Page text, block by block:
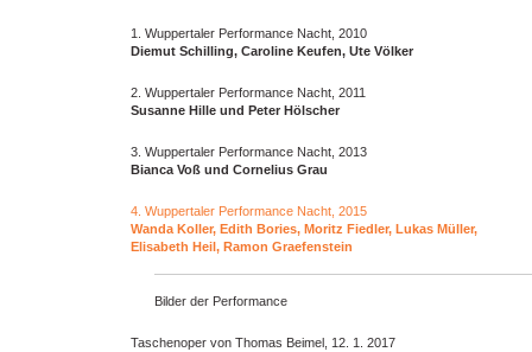
1. Wuppertaler Performance Nacht, 2010
Diemut Schilling, Caroline Keufen, Ute Völker
2. Wuppertaler Performance Nacht, 2011
Susanne Hille und Peter Hölscher
3. Wuppertaler Performance Nacht, 2013
Bianca Voß und Cornelius Grau
4. Wuppertaler Performance Nacht, 2015
Wanda Koller, Edith Bories, Moritz Fiedler, Lukas Müller,
Elisabeth Heil, Ramon Graefenstein
Bilder der Performance
Taschenoper von Thomas Beimel, 12. 1. 2017